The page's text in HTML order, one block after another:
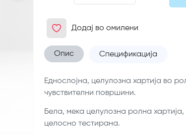
Додај во омилени
Опис Спецификација
Еднослојна, целулозна хартија во
чувствителни површини.
Бела, мека целулозна ролна
целосно тестирана.